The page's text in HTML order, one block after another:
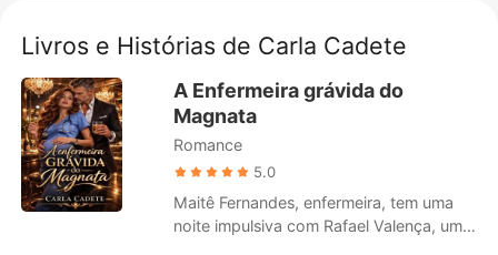
Baixar App
Lobisomem
Romance
Bilionários
Ranking
Livros e Histórias de Carla Cadete
A Enfermeira grávida do
Magnata
Romance
5.0
Maitê Fernandes, enfermeira, tem uma
noite impulsiva com Rafael Valença, um